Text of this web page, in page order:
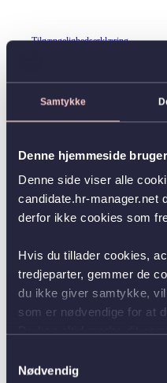
Samtykke
Denne hjemmeside
Denne side viser alle
candidate.hr-manager.net
derfor ikke cookies som
Hvis du tillader cookies,
tredjeparter, gemmer de
du ikke giver samtykke,
som er nødvendige for at
Nødvendig
Tilgængelighedserklæring